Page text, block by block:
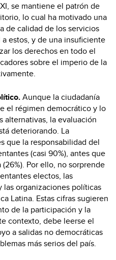
se mantiene el patrón de
lo cual ha motivado una
de calidad de los servicios
estos, y de una insuficiente
los derechos en todo el
sobre el imperio de la
Aunque la ciudadanía
el régimen democrático y lo
alternativas, la evaluación
deteriorando. La
que la responsabilidad del
(casi 90%), antes que
Por ello, no sorprende
electos, las
organizaciones políticas
Latina. Estas cifras sugieren
de la participación y la
contexto, debe leerse el
a salidas no democráticas
más serios del país.